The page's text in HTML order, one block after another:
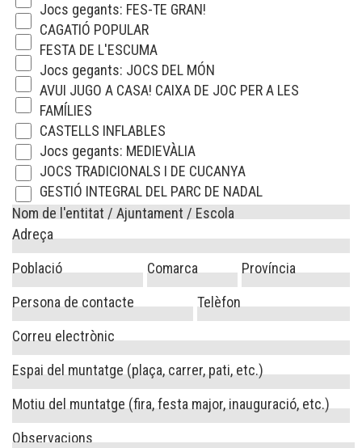
Jocs gegants: FES-TE GRAN!
CAGATIÓ POPULAR
FESTA DE L'ESCUMA
Jocs gegants: JOCS DEL MÓN
AVUI JUGO A CASA! CAIXA DE JOC PER A LES
FAMÍLIES
CASTELLS INFLABLES
Jocs gegants: MEDIEVÀLIA
JOCS TRADICIONALS I DE CUCANYA
GESTIÓ INTEGRAL DEL PARC DE NADAL
Nom de l'entitat / Ajuntament / Escola
Adreça
Població
Comarca
Província
Persona de contacte
Telèfon
Correu electrònic
Espai del muntatge (plaça, carrer, pati, etc.)
Motiu del muntatge (fira, festa major, inauguració, etc.)
Observacions